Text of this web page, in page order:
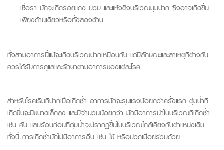
เชื้อรา มักจะเกิดรอยแดง บวม และแห้งตึงบริเวณมุมปาก ซึ่งอาจเกิดขึ้น
เพียงด้านเดียวหรือทั้งสองด้าน
ทั้งสามอาการนี้แม้จะเกิดบริเวณปากเหมือนกัน แต่มีลักษณะและสาเหตุที่ต่างกัน
ควรได้รับการดูแลและรักษาตามอาการของแต่ละโรค
สำหรับโรคเริมที่ปากเมื่อเกิดซ้ำ อาการมักจะรุนแรงน้อยกว่าครั้งแรก ตุ่มน้ำที่
เกิดขึ้นจะมีขนาดเล็กลง และมีจำนวนน้อยกว่า มักมีอาการนำในบริเวณที่เกิดซ้ำ
เช่น คัน แสบร้อนก่อนที่ตุ่มน้ำจะปรากฏขึ้นในบริเวณใกล้เคียงกับตำแหน่งเดิม
ทั้งนี้ การเกิดซ้ำมักไม่มีอาการอื่น เช่น ไข้ หรือปวดเมื่อยร่วมด้วย